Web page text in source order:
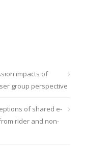
impacts of
group perspective
of shared e-
rider and non-